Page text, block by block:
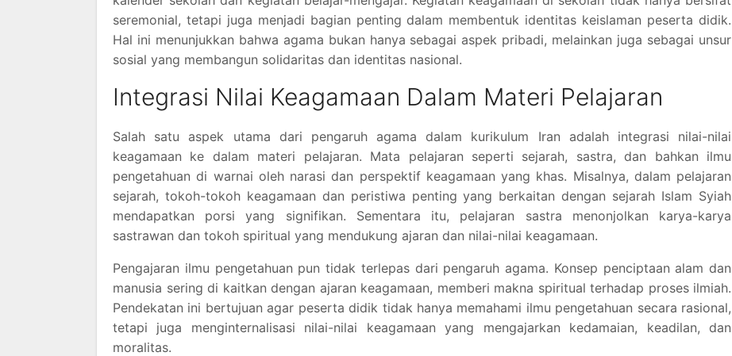
seremonial, tetapi juga menjadi bagian penting dalam membentuk identitas keislaman peserta didik.
Hal ini menunjukkan bahwa agama bukan hanya sebagai aspek pribadi, melainkan juga sebagai unsur
sosial yang membangun solidaritas dan identitas nasional.
Integrasi Nilai Keagamaan Dalam Materi Pelajaran
Salah satu aspek utama dari pengaruh agama dalam kurikulum Iran adalah integrasi nilai-nilai
keagamaan ke dalam materi pelajaran. Mata pelajaran seperti sejarah, sastra, dan bahkan ilmu
pengetahuan di warnai oleh narasi dan perspektif keagamaan yang khas. Misalnya, dalam pelajaran
sejarah, tokoh-tokoh keagamaan dan peristiwa penting yang berkaitan dengan sejarah Islam Syiah
mendapatkan porsi yang signifikan. Sementara itu, pelajaran sastra menonjolkan karya-karya
sastrawan dan tokoh spiritual yang mendukung ajaran dan nilai-nilai keagamaan.
Pengajaran ilmu pengetahuan pun tidak terlepas dari pengaruh agama. Konsep penciptaan alam dan
manusia sering di kaitkan dengan ajaran keagamaan, memberi makna spiritual terhadap proses ilmiah.
Pendekatan ini bertujuan agar peserta didik tidak hanya memahami ilmu pengetahuan secara rasional,
tetapi juga menginternalisasi nilai-nilai keagamaan yang mengajarkan kedamaian, keadilan, dan
moralitas.